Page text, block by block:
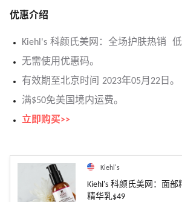
优惠介绍
Kiehl's 科颜氏美网：全场护肤热销 低
无需使用优惠码。
有效期至北京时间 2023年05月22日。
满$50免美国境内运费。
立即购买>>
Kiehl's
Kiehl's 科颜氏美网：面部精华热
精华乳$49